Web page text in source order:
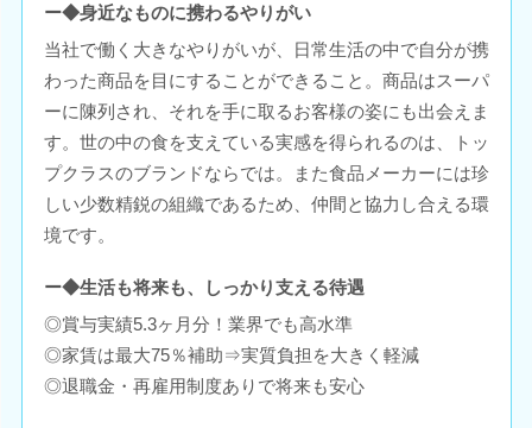
ー◆身近なものに携わるやりがい
当社で働く大きなやりがいが、日常生活の中で自分が携
わった商品を目にすることができること。商品はスーパ
ーに陳列され、それを手に取るお客様の姿にも出会えま
す。世の中の食を支えている実感を得られるのは、トッ
プクラスのブランドならでは。また食品メーカーには珍
しい少数精鋭の組織であるため、仲間と協力し合える環
境です。
ー◆生活も将来も、しっかり支える待遇
◎賞与実績5.3ヶ月分！業界でも高水準
◎家賃は最大75％補助⇒実質負担を大きく軽減
◎退職金・再雇用制度ありで将来も安心